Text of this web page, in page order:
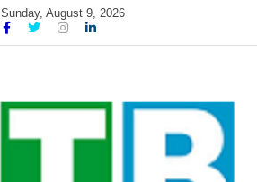
Sunday, August 9, 2026